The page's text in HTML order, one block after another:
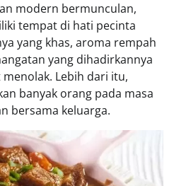
modern bermunculan,
tempat di hati pecinta
yang khas, aroma rempah
yang dihadirkannya
Lebih dari itu,
banyak orang pada masa
bersama keluarga.